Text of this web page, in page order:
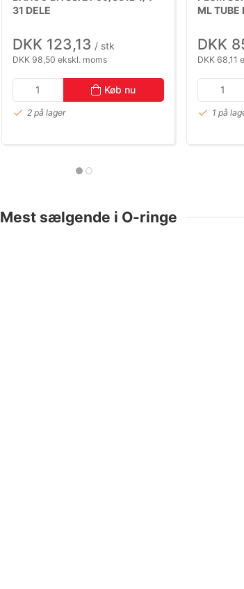
31 DELE
DKK 123,13 / stk
DKK 98,50 ekskl. moms
Køb nu
2 på lager
ML TUBE
DKK
DKK 68,11
1 på
Mest sælgende i O-ringe